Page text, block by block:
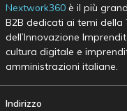
Nextwork360è il più
B2B dedicati ai temi
dell’Innovazione
cultura digitale e
amministrazioni italiane.
Indirizzo